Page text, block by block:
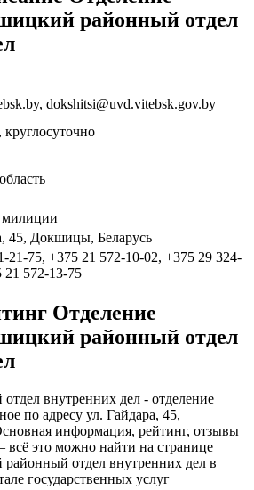
районный отдел
dokshitsi@uvd.vitebsk.gov.by
милиции
45, Докшицы, Беларусь
21-75, +375 21 572-10-02, +375 29 324-
21 572-13-75
Отделение
районный отдел
внутренних дел - отделение
по адресу ул. Гайдара, 45,
информация, рейтинг, отзывы
всё это можно найти на странице
отдел внутренних дел в
государственных услуг